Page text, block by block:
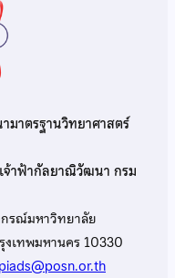
มาตรฐานวิทยาศาสตร์
จ้าฟ้ากัลยาณิวัฒนา กรม
รณ์มหาวิทยาลัย
เทพมหานคร 10330